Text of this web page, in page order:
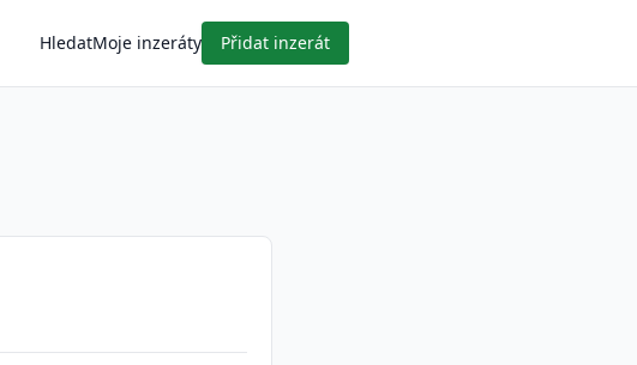
HledatMoje inzeráty Přidat inzerát